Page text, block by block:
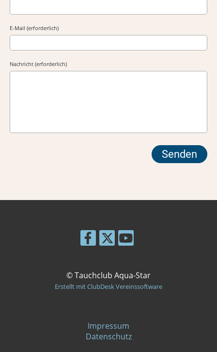
E-Mail (erforderlich)
Nachricht (erforderlich)
© Tauchclub Aqua-Star
Erstellt mit ClubDesk Vereinssoftware
Impressum
Datenschutz